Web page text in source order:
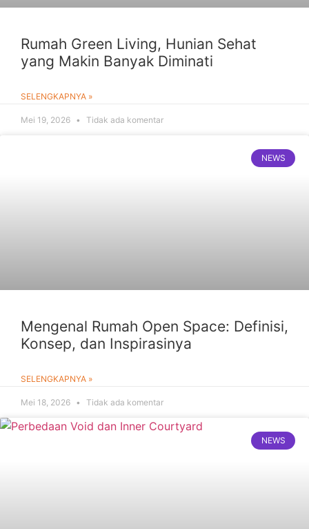
Rumah Green Living, Hunian Sehat
yang Makin Banyak Diminati
SELENGKAPNYA »
Mei 19, 2026 Tidak ada komentar
NEWS
Mengenal Rumah Open Space: Definisi,
Konsep, dan Inspirasinya
SELENGKAPNYA »
Mei 18, 2026 Tidak ada komentar
NEWS